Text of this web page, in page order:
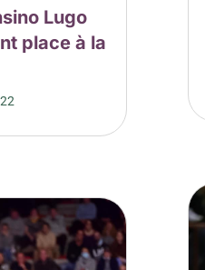
Lugo
place à la